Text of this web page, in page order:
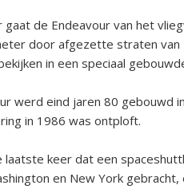
de Endeavour van het
door afgezette straten van
in een speciaal
werd eind jaren 80 gebouwd
in 1986 was ontploft.
laatste keer dat een
en New York